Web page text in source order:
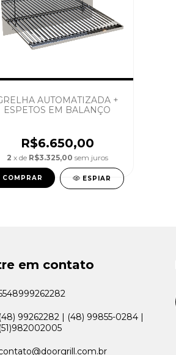
AUTOMATIZADA +
ESPETOS EM BALANÇO
R$6.650,00
2 x de R$3.325,00 sem juros
COMPRAR ESPIAR
em contato
(48) 99262282 | (48) 99855-0284 |
(51)982002005